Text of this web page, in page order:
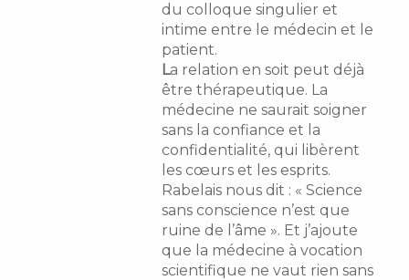
du colloque singulier et
intime entre le médecin et le
patient.
La relation en soit peut déjà
être thérapeutique. La
médecine ne saurait soigner
sans la confiance et la
confidentialité, qui libèrent
les cœurs et les esprits.
Rabelais nous dit : « Science
sans conscience n’est que
ruine de l’âme ». Et j’ajoute
que la médecine à vocation
scientifique ne vaut rien sans